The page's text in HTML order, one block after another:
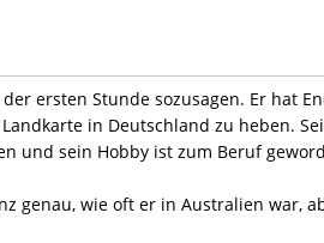
ersten Stunde sozusagen. Er hat
in Deutschland zu heben.
und sein Hobby ist zum Beruf
genau, wie oft er in Australien war,